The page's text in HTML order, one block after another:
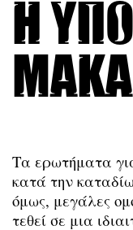
Η
Τα ερωτήματα
κατά την
όμως, μεγάλες
τεθεί σε μια